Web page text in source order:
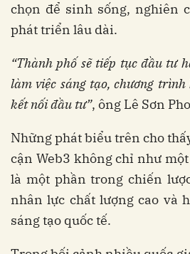
chọn để sinh sống, nghiên
phát triển lâu dài.
“Thànhphố sẽ tiếp tục đầu tư
làm việc sáng tạo,chương trình
kếtnốiđầu tư”, ông Lê Sơn
Những phát biểu trên cho
cận Web3 không chỉ như
là một phần trong chiến
nhân lực chất lượng cao và
sáng tạo quốc tế.